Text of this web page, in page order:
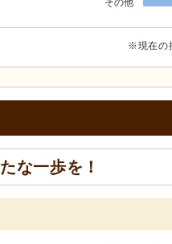
その他
※現在の
な一歩を！